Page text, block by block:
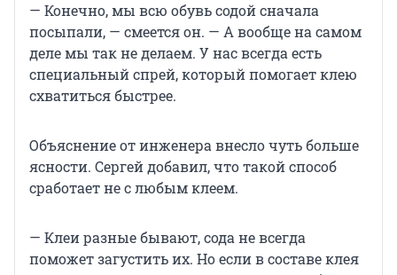
— Конечно, мы всю обувь содой сначала
посыпали, — смеется он. — А вообще на самом
деле мы так не делаем. У нас всегда есть
специальный спрей, который помогает клею
схватиться быстрее.
Объяснение от инженера внесло чуть больше
ясности. Сергей добавил, что такой способ
сработает не с любым клеем.
— Клеи разные бывают, сода не всегда
поможет загустить их. Но если в составе клея